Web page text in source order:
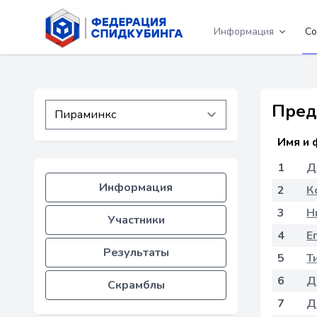
Информация
Информация
Участники
Результаты
Скрамблы
Имя и
1
2
3
4
5
6
7